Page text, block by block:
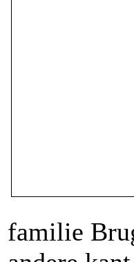
familie